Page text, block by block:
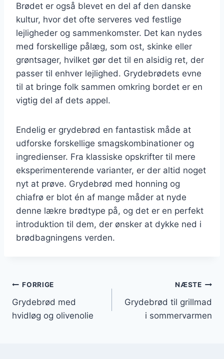
Brødet er også blevet en del af den danske
kultur, hvor det ofte serveres ved festlige
lejligheder og sammenkomster. Det kan nydes
med forskellige pålæg, som ost, skinke eller
grøntsager, hvilket gør det til en alsidig ret, der
passer til enhver lejlighed. Grydebrødets evne
til at bringe folk sammen omkring bordet er en
vigtig del af dets appel.
Endelig er grydebrød en fantastisk måde at
udforske forskellige smagskombinationer og
ingredienser. Fra klassiske opskrifter til mere
eksperimenterende varianter, er der altid noget
nyt at prøve. Grydebrød med honning og
chiafrø er blot én af mange måder at nyde
denne lækre brødtype på, og det er en perfekt
introduktion til dem, der ønsker at dykke ned i
brødbagningens verden.
Indlægsnavigation
FORRIGE
Grydebrød med
hvidløg og olivenolie
NÆSTE
Grydebrød til grillmad
i sommervarmen